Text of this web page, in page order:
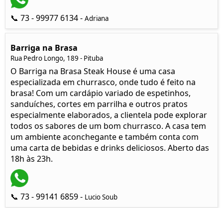
📞 73 - 99977 6134 - Adriana
Barriga na Brasa
Rua Pedro Longo, 189 - Pituba
O Barriga na Brasa Steak House é uma casa
especializada em churrasco, onde tudo é feito na
brasa! Com um cardápio variado de espetinhos,
sanduíches, cortes em parrilha e outros pratos
especialmente elaborados, a clientela pode explorar
todos os sabores de um bom churrasco. A casa tem
um ambiente aconchegante e também conta com
uma carta de bebidas e drinks deliciosos. Aberto das
18h às 23h.
📞 73 - 99141 6859 - Lucio Soub